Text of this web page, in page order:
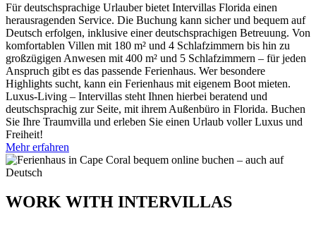
Für deutschsprachige Urlauber bietet Intervillas Florida einen
herausragenden Service. Die Buchung kann sicher und bequem auf
Deutsch erfolgen, inklusive einer deutschsprachigen Betreuung. Von
komfortablen Villen mit 180 m² und 4 Schlafzimmern bis hin zu
großzügigen Anwesen mit 400 m² und 5 Schlafzimmern – für jeden
Anspruch gibt es das passende Ferienhaus. Wer besondere
Highlights sucht, kann ein Ferienhaus mit eigenem Boot mieten.
Luxus-Living – Intervillas steht Ihnen hierbei beratend und
deutschsprachig zur Seite, mit ihrem Außenbüro in Florida. Buchen
Sie Ihre Traumvilla und erleben Sie einen Urlaub voller Luxus und
Freiheit!
Mehr erfahren
WORK WITH INTERVILLAS